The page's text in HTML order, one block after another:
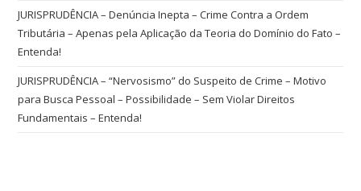
JURISPRUDÊNCIA – Denúncia Inepta – Crime Contra a Ordem
Tributária – Apenas pela Aplicação da Teoria do Domínio do Fato –
Entenda!
JURISPRUDÊNCIA – “Nervosismo” do Suspeito de Crime – Motivo
para Busca Pessoal – Possibilidade – Sem Violar Direitos
Fundamentais – Entenda!